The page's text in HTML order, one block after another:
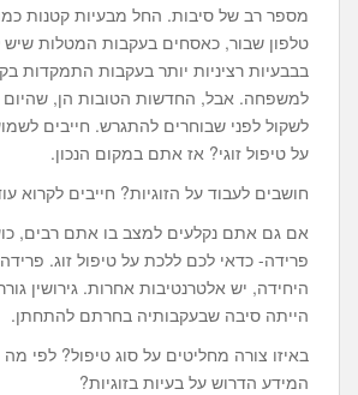
מספר רב של סיבות. החל מבעיות קטנות
טלפון שבור, כאסחים בעקבות המטלות שיש
בבבעיות רציניות יותר בעקבות התמקדות
למשפחה. אבל, החדשות הטובות הן, שהיום
לשקול לפני שבוחרים להתגרש. חייבים
על טיפול זוגי? אז אתם במקום הנכון.
חושבים לעבוד על הזוגיות? חייבים לקרוא
אם גם אתם נקלעים למצב בו אתם רבים,
פרידה- כדאי לכם ללכת על טיפול זוג.
היחידה, יש אלטרנטיבות אחרות. גירושין
הייתה סיבה שבעקבותיה בחרתם להתחתן.
באיזו צורה מחליטים על סוג טיפול? לפי
המידע הדרוש על בעיות בזוגיות?